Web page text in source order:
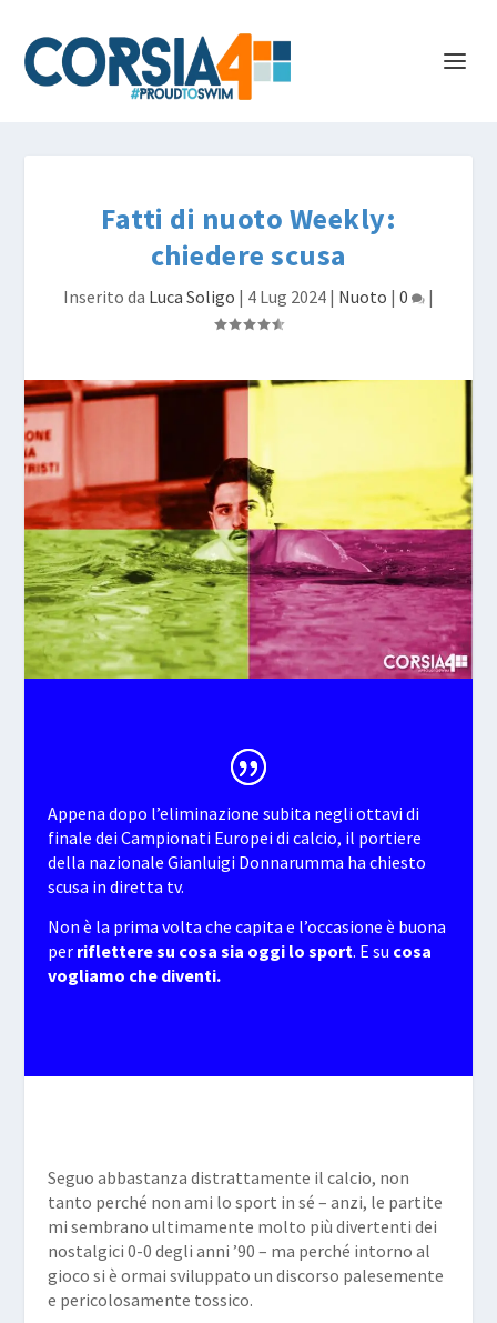
Fatti di nuoto Weekly:
chiedere scusa
Inserito da Luca Soligo | 4 Lug 2024 | Nuoto | 0 |
Appena dopo l’eliminazione subita negli ottavi di
finale dei Campionati Europei di calcio, il portiere
della nazionale Gianluigi Donnarumma ha chiesto
scusa in diretta tv.
Non è la prima volta che capita e l’occasione è buona
per riflettere su cosa sia oggi lo sport. E su cosa
vogliamo che diventi.
Seguo abbastanza distrattamente il calcio, non
tanto perché non ami lo sport in sé – anzi, le partite
mi sembrano ultimamente molto più divertenti dei
nostalgici 0-0 degli anni ’90 – ma perché intorno al
gioco si è ormai sviluppato un discorso palesemente
e pericolosamente tossico.